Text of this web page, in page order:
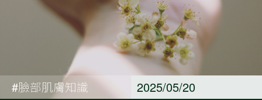
#臉部肌膚知識 2025/05/20